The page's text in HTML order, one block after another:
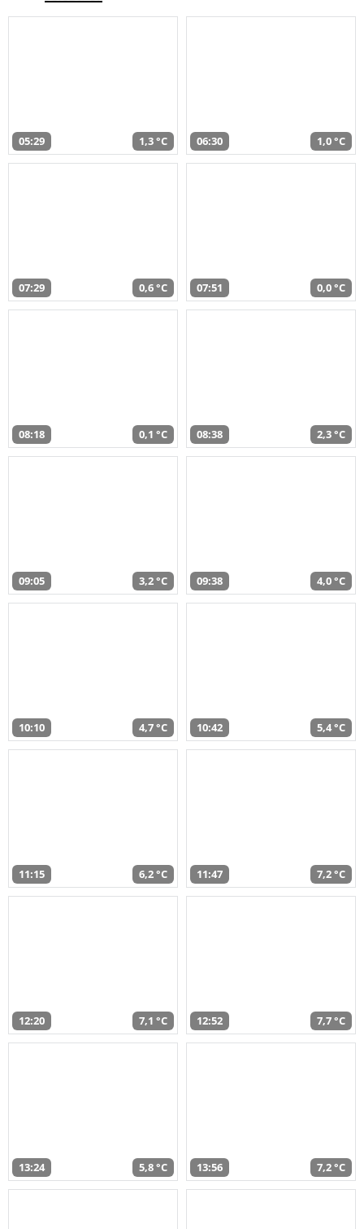
05:29 1,3 °C 06:30 1,0 °C
07:29 0,6 °C 07:51 0,0 °C
08:18 0,1 °C 08:38 2,3 °C
09:05 3,2 °C 09:38 4,0 °C
10:10 4,7 °C 10:42 5,4 °C
11:15 6,2 °C 11:47 7,2 °C
12:20 7,1 °C 12:52 7,7 °C
13:24 5,8 °C 13:56 7,2 °C